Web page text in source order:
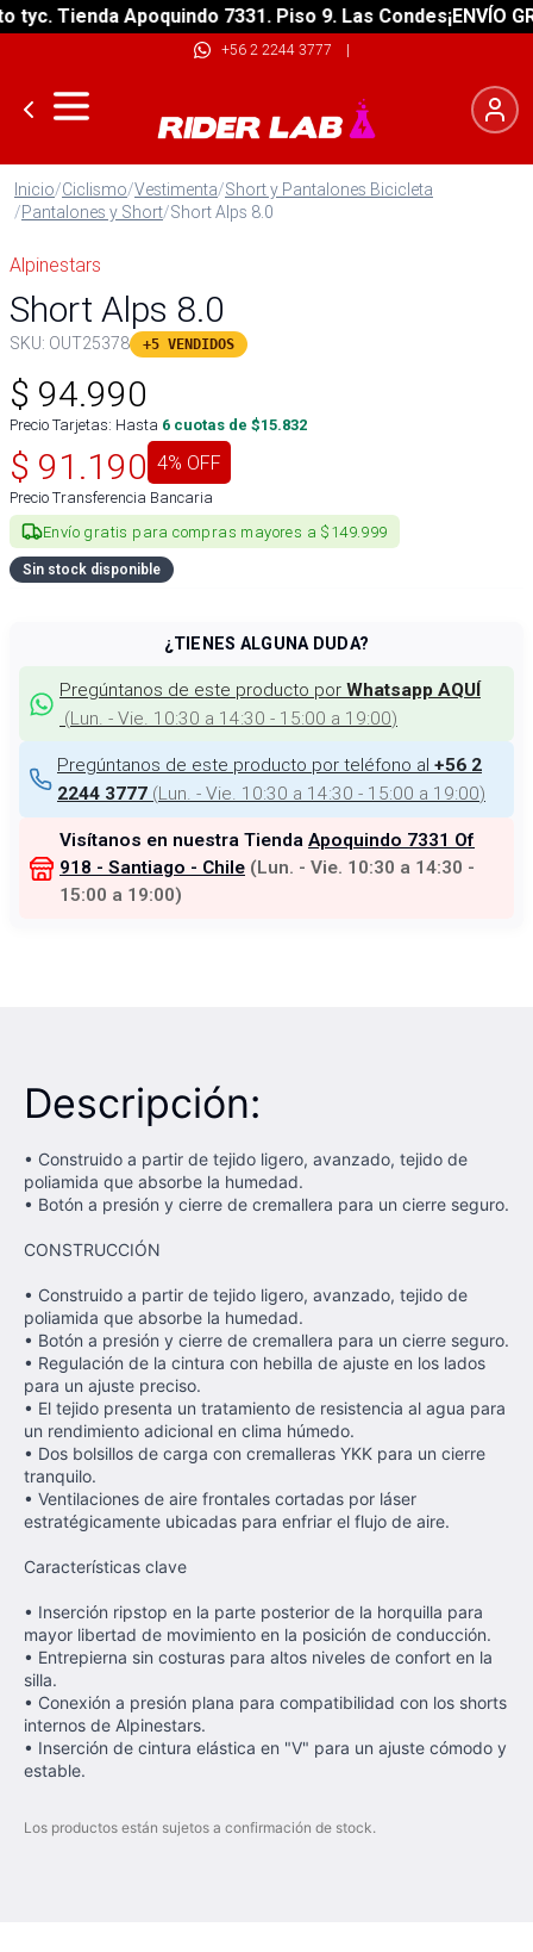
Tienda Apoquindo 7331. Piso 9. Las Condes¡ENVÍO
+56 2 2244 3777 |
Inicio/Ciclismo/Vestimenta/Short y Pantalones Bicicleta
/Pantalones y Short/Short Alps 8.0
Alpinestars
Short Alps 8.0
SKU: OUT25378 +5 VENDIDOS
$ 94.990
Precio Tarjetas: Hasta 6 cuotas de $15.832
$ 91.190 4% OFF
Precio Transferencia Bancaria
Envío gratis para compras mayores a $149.999
Sin stock disponible
¿TIENES ALGUNA DUDA?
Pregúntanos de este producto por Whatsapp AQUÍ
(Lun. - Vie. 10:30 a 14:30 - 15:00 a 19:00)
Pregúntanos de este producto por teléfono al +56 2
2244 3777 (Lun. - Vie. 10:30 a 14:30 - 15:00 a 19:00)
Visítanos en nuestra Tienda Apoquindo 7331 Of
918 - Santiago - Chile (Lun. - Vie. 10:30 a 14:30 -
15:00 a 19:00)
Descripción:
• Construido a partir de tejido ligero, avanzado, tejido de
poliamida que absorbe la humedad.
• Botón a presión y cierre de cremallera para un cierre seguro.
CONSTRUCCIÓN
• Construido a partir de tejido ligero, avanzado, tejido de
poliamida que absorbe la humedad.
• Botón a presión y cierre de cremallera para un cierre seguro.
• Regulación de la cintura con hebilla de ajuste en los lados
para un ajuste preciso.
• El tejido presenta un tratamiento de resistencia al agua para
un rendimiento adicional en clima húmedo.
• Dos bolsillos de carga con cremalleras YKK para un cierre
tranquilo.
• Ventilaciones de aire frontales cortadas por láser
estratégicamente ubicadas para enfriar el flujo de aire.
Características clave
• Inserción ripstop en la parte posterior de la horquilla para
mayor libertad de movimiento en la posición de conducción.
• Entrepierna sin costuras para altos niveles de confort en la
silla.
• Conexión a presión plana para compatibilidad con los shorts
internos de Alpinestars.
• Inserción de cintura elástica en "V" para un ajuste cómodo y
estable.
Los productos están sujetos a confirmación de stock.